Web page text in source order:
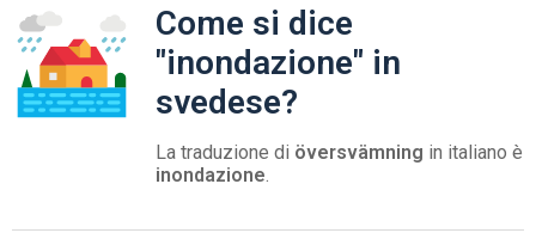
Come si dice
"inondazione" in
svedese?
La traduzione di översvämning in italiano è
inondazione.